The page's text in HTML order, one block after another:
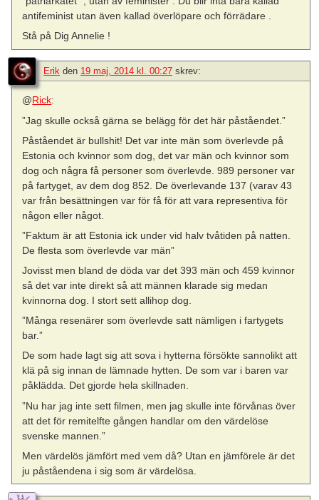
antifeminist utan även kallad överlöpare och förrädare .
Stå på Dig Annelie !
Erik den 19 maj, 2014 kl. 00:27 skrev:
@Rick:
”Jag skulle också gärna se belägg för det här påståendet.”
Påståendet är bullshit! Det var inte män som överlevde på
Estonia och kvinnor som dog, det var män och kvinnor som
dog och några få personer som överlevde. 989 personer var
på fartyget, av dem dog 852. De överlevande 137 (varav 43
var från besättningen var för få för att vara representiva för
någon eller något.
”Faktum är att Estonia ick under vid halv tvåtiden på natten.
De flesta som överlevde var män”
Jovisst men bland de döda var det 393 män och 459 kvinnor
så det var inte direkt så att männen klarade sig medan
kvinnorna dog. I stort sett allihop dog.
”Många resenärer som överlevde satt nämligen i fartygets
bar.”
De som hade lagt sig att sova i hytterna försökte sannolikt att
klä på sig innan de lämnade hytten. De som var i baren var
påklädda. Det gjorde hela skillnaden.
”Nu har jag inte sett filmen, men jag skulle inte förvånas över
att det för remitelfte gången handlar om den värdelöse
svenske mannen.”
Men värdelös jämfört med vem då? Utan en jämförele är det
ju påståendena i sig som är värdelösa.